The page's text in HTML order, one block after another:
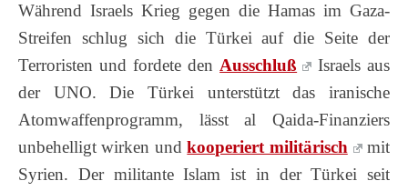
Während Israels Krieg gegen die Hamas im Gaza-
Streifen schlug sich die Türkei auf die Seite der
Terroristen und fordete denAusschluß
Israels aus
der UNO. Die Türkei unterstützt das iranische
Atomwaffenprogramm, lässt al Qaida-Finanziers
unbehelligt wirken undkooperiert militärisch
mit
Syrien. Der militante Islam ist in der Türkei seit